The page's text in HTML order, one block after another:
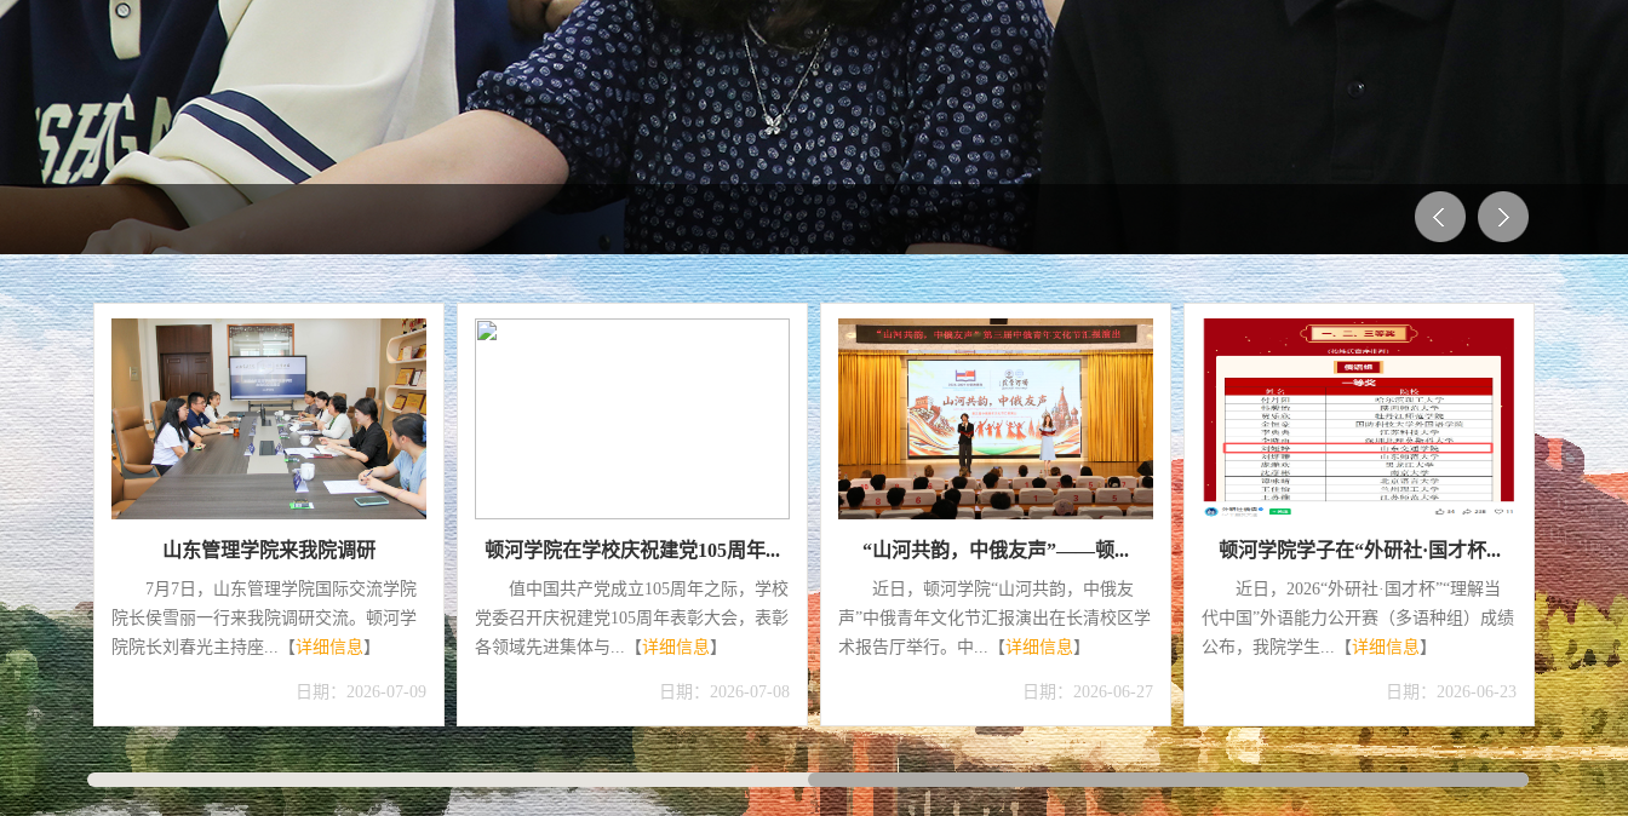
2026，顿河学院等你来！
2026年顿河学院招生报考指南发布！
学院简介，专业详情，办学特色院长问
答，招生计划，要点全...【详细信息
日期：2026-07-03
顿河学院理事会、校友会成立大...
7月12日下午，顿河学院理事会、校友
会成立大会暨合作发展推介会在2B406会
议室举行。学校党委...【详细信息
日期：2026-07-13
夯实党务根基 淬炼青年先锋 筑...
为深入贯彻《中国共产党普通高等学
校基层组织工作条例》《普通高等学校学
生党建工作标准》及...【详细信息
日期：2026-07-11
中俄青年说 | 当中国茶遇见俄罗...
近日，顿河学院在“一站式”学生社区
“明德书院”俄语俱乐部活动室举办“中俄青
年说”中俄茶...【详细信息】
日期：2026-07-10
7
院长侯
院院长
顿河学院赴山东力...
为深入贯彻落实教育部“访企